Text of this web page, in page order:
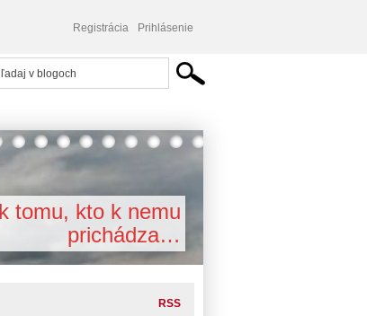
Registrácia Prihlásenie
tomu, kto k nemu
prichádza…
RSS